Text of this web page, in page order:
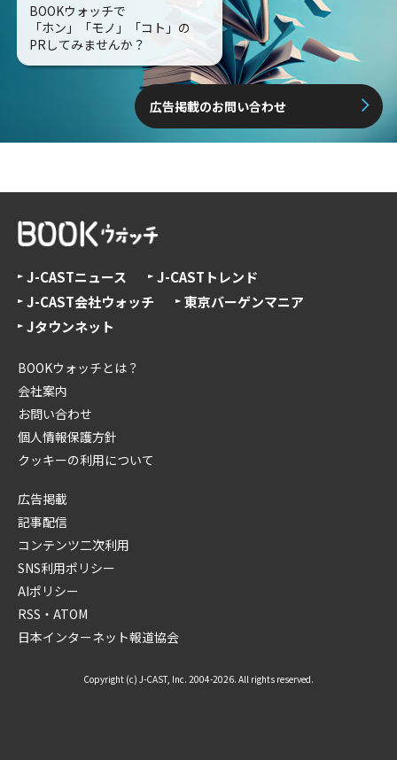
BOOKウォッチで
「ホン」「モノ」「コト」の
PRしてみませんか？
広告掲載のお問い合わせ
J-CASTニュース
J-CASTトレンド
J-CAST会社ウォッチ
東京バーゲンマニア
Jタウンネット
BOOKウォッチとは？
会社案内
お問い合わせ
個人情報保護方針
クッキーの利用について
広告掲載
記事配信
コンテンツ二次利用
SNS利用ポリシー
AIポリシー
RSS・ATOM
日本インターネット報道協会
Copyright (c) J-CAST, Inc. 2004-2026. All rights reserved.